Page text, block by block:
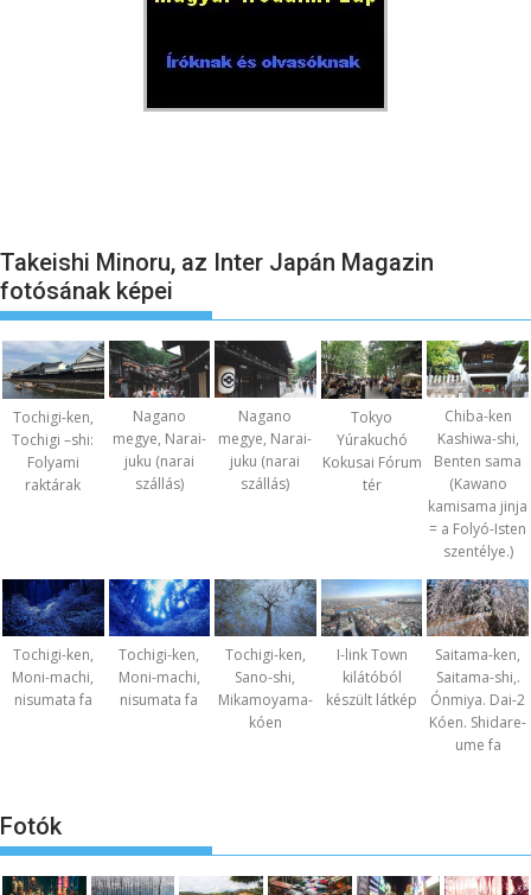
Takeishi Minoru, az Inter Japán Magazin
fotósának képei
Tochigi-ken,
Tochigi –shi:
Folyami
raktárak
Nagano
megye, Narai-
juku (narai
szállás)
Nagano
megye, Narai-
juku (narai
szállás)
Tokyo
Yúrakuchó
Kokusai Fórum
tér
Chiba-ken
Kashiwa-shi,
Benten sama
(Kawano
kamisama jinja
= a Folyó-Isten
szentélye.)
Tochigi-ken,
Moni-machi,
nisumata fa
Tochigi-ken,
Moni-machi,
nisumata fa
Tochigi-ken,
Sano-shi,
Mikamoyama-
kóen
I-link Town
kilátóból
készült látkép
Saitama-ken,
Saitama-shi,.
Ónmiya. Dai-2
Kóen. Shidare-
ume fa
Fotók